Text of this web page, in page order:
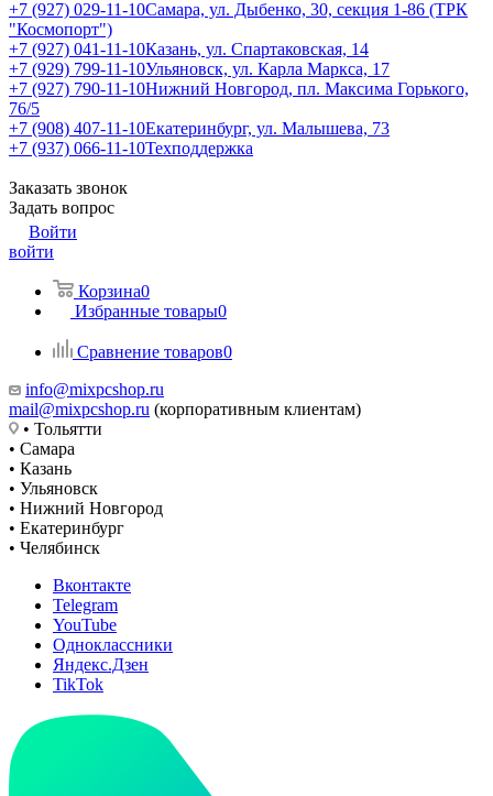
+7 (927) 029-11-10Самара, ул. Дыбенко, 30, секция 1-86 (ТРК
"Космопорт")
+7 (927) 041-11-10Казань, ул. Спартаковская, 14
+7 (929) 799-11-10Ульяновск, ул. Карла Маркса, 17
+7 (927) 790-11-10Нижний Новгород, пл. Максима Горького,
76/5
+7 (908) 407-11-10Екатеринбург, ул. Малышева, 73
+7 (937) 066-11-10Техподдержка
Заказать звонок
Задать вопрос
Войти
войти
Корзина0
Избранные товары0
Сравнение товаров0
info@mixpcshop.ru
mail@mixpcshop.ru (корпоративным клиентам)
• Тольятти
• Самара
• Казань
• Ульяновск
• Нижний Новгород
• Екатеринбург
• Челябинск
Вконтакте
Telegram
YouTube
Одноклассники
Яндекс.Дзен
TikTok